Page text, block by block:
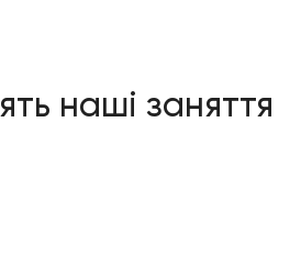
наші заняття